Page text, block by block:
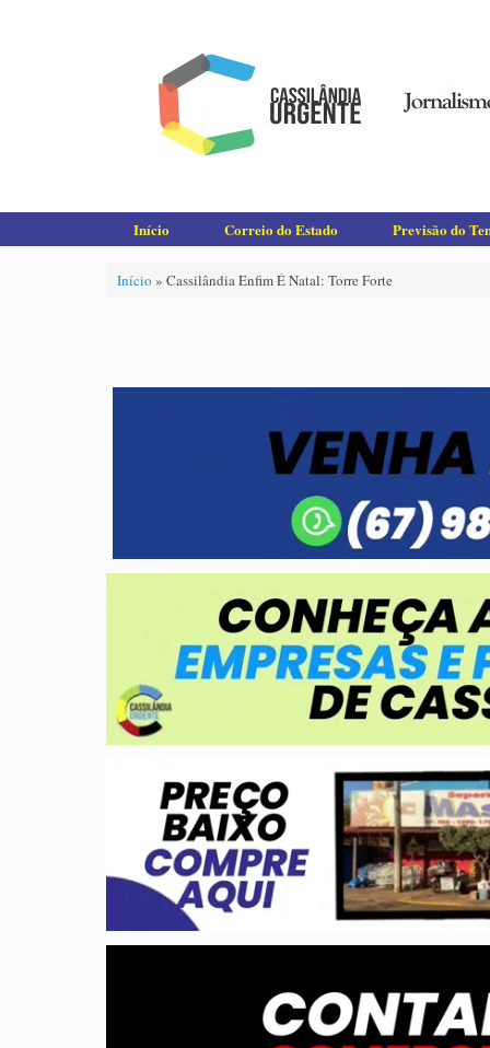
Início Correio do Estado Previsão do
Início » Cassilândia Enfim É Natal: Torre Forte